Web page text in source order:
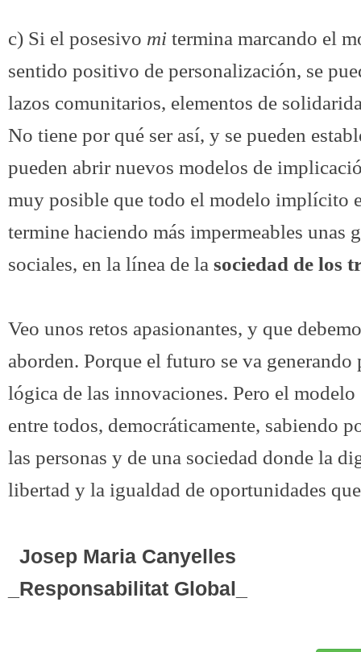
c) Si el posesivo mi termina marcando el
sentido positivo de personalización, se
lazos comunitarios, elementos de
No tiene por qué ser así, y se pueden
pueden abrir nuevos modelos de
muy posible que todo el modelo implícito
termine haciendo más impermeables unas
sociales, en la línea de lasociedad de los
Veo unos retos apasionantes, y que
aborden. Porque el futuro se va
lógica de las innovaciones. Pero el
entre todos, democráticamente, sabiendo
las personas y de una sociedad donde la
libertad y la igualdad de oportunidades
Josep Maria Canyelles
_Responsabilitat Global_